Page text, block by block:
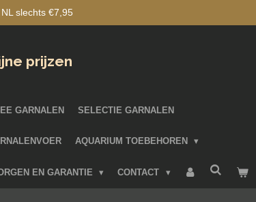
slechts €7,95
prijzen
GARNALEN SELECTIE GARNALEN
AQUARIUM TOEBEHOREN
EN GARANTIE CONTACT